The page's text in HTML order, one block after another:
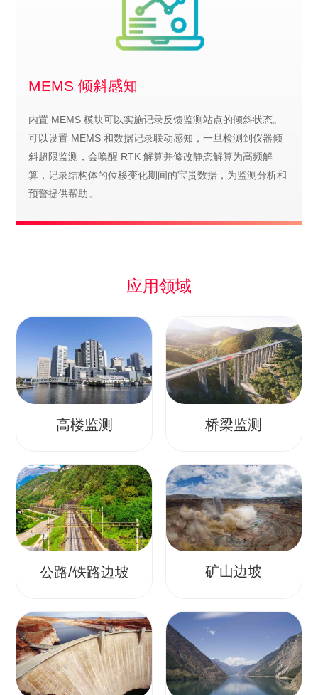
MEMS 倾斜感知
内置 MEMS 模块可以实施记录反馈监测站点的倾斜状态。
可以设置 MEMS 和数据记录联动感知，一旦检测到仪器倾
斜超限监测，会唤醒 RTK 解算并修改静态解算为高频解
算，记录结构体的位移变化期间的宝贵数据，为监测分析和
预警提供帮助。
应用领域
高楼监测 桥梁监测
公路/铁路边坡 矿山边坡